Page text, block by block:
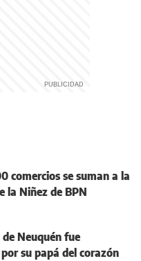
comercios se suman a la
la Niñez de BPN
Neuquén fue
su papá del corazón